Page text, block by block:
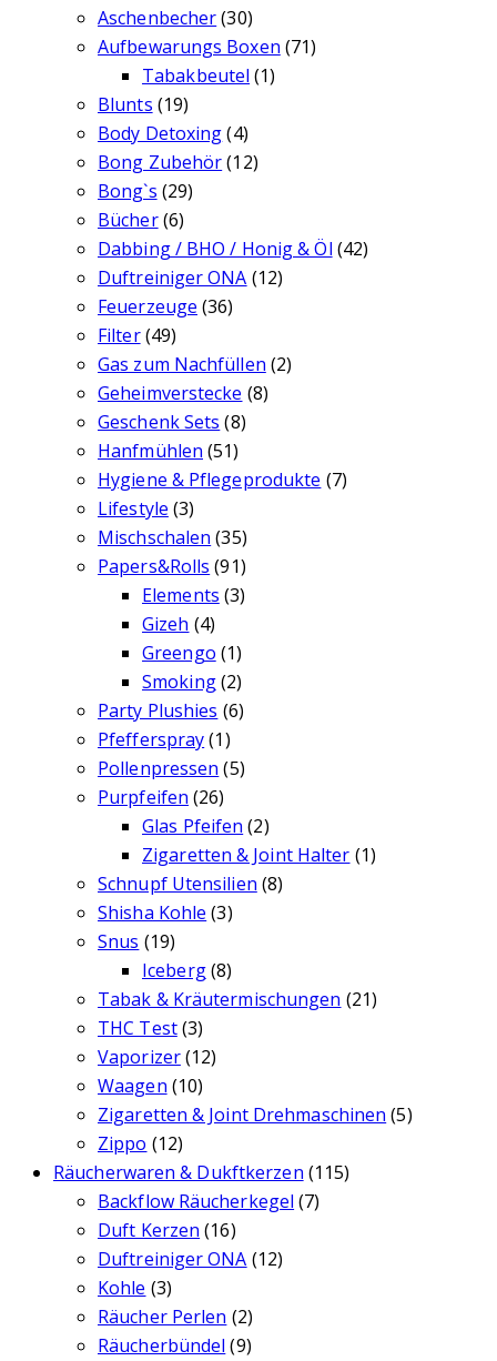
Aschenbecher(30)
Aufbewarungs Boxen (71)
Tabakbeutel (1)
Blunts (19)
Body Detoxing (4)
Bong Zubehör(12)
Bong`s (29)
Bücher(6)
Dabbing / BHO / Honig & Öl (42)
Duftreiniger ONA (12)
Feuerzeuge (36)
Filter(49)
Gas zum Nachfüllen (2)
Geheimverstecke (8)
Geschenk Sets (8)
Hanfmühlen (51)
Hygiene & Pflegeprodukte (7)
Lifestyle (3)
Mischschalen (35)
Papers&Rolls (91)
Elements (3)
Gizeh (4)
Greengo (1)
Smoking(2)
Party Plushies (6)
Pfefferspray(1)
Pollenpressen (5)
Purpfeifen (26)
Glas Pfeifen (2)
Zigaretten & Joint Halter (1)
Schnupf Utensilien (8)
Shisha Kohle (3)
Snus (19)
Iceberg(8)
Tabak & Kräutermischungen (21)
THC Test(3)
Vaporizer(12)
Waagen (10)
Zigaretten & Joint Drehmaschinen (5)
Zippo (12)
Räucherwaren & Dukftkerzen (115)
Backflow Räucherkegel (7)
Duft Kerzen (16)
Duftreiniger ONA (12)
Kohle (3)
Räucher Perlen (2)
Räucherbündel (9)